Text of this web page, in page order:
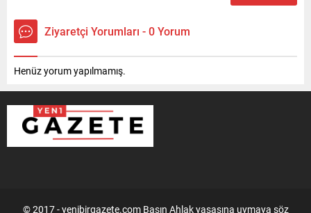
Ziyaretçi Yorumları - 0 Yorum
Henüz yorum yapılmamış.
© 2017 - yenibirgazete.com Basın Ahlak yasasına uymaya söz